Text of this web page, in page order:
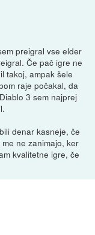
preigral vse elder
Če pač igre ne
takoj, ampak šele
raje počakal, da
3 sem najprej
denar kasneje, če
ne zanimajo, ker
kvalitetne igre, če